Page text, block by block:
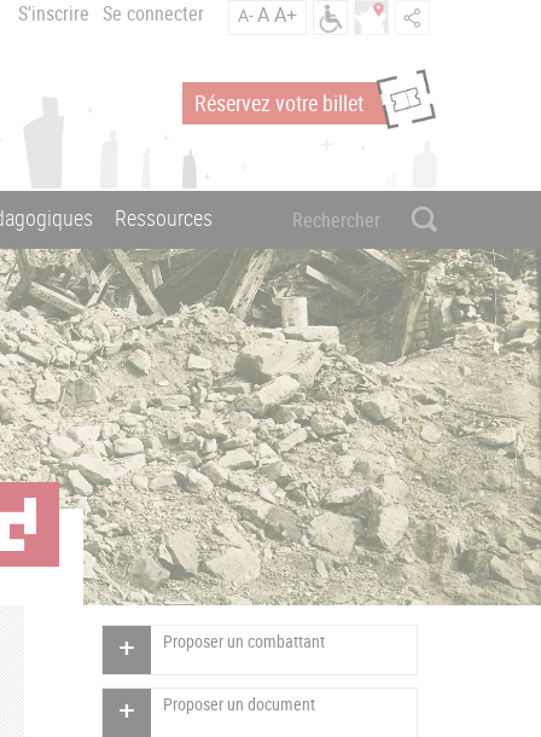
S'inscrire Se connecter A-AA+
Réservez votre billet
Ressources
Proposer un combattant
Proposer un document